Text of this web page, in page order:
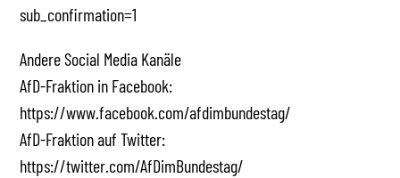
sub_confirmation=1
Andere Social Media Kanäle
AfD-Fraktion in Facebook:
https://www.facebook.com/afdimbundestag/
AfD-Fraktion auf Twitter:
https://twitter.com/AfDimBundestag/